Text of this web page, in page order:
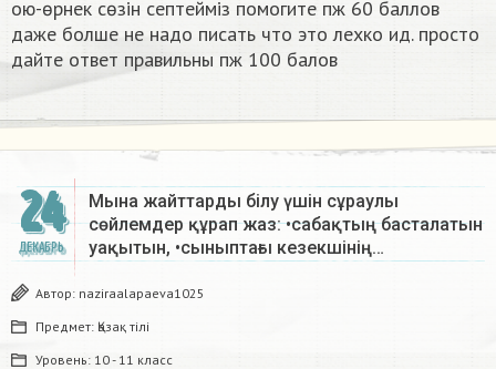
ою-өрнек сөзін септеймiз помогите пж 60 баллов
даже болше не надо писать что это лехко ид. просто
дайте ответ правильны пж 100 балов ​
24
ДЕКАБРЬ
Мына жайттарды білу үшін сұраулы
сөйлемдер құрап жаз: •сабақтың басталатын
уақытын, •сыныптағы кезекшінің…
Автор: naziraalapaeva1025
Предмет: Қазақ тiлi
Уровень: 10 - 11 класс